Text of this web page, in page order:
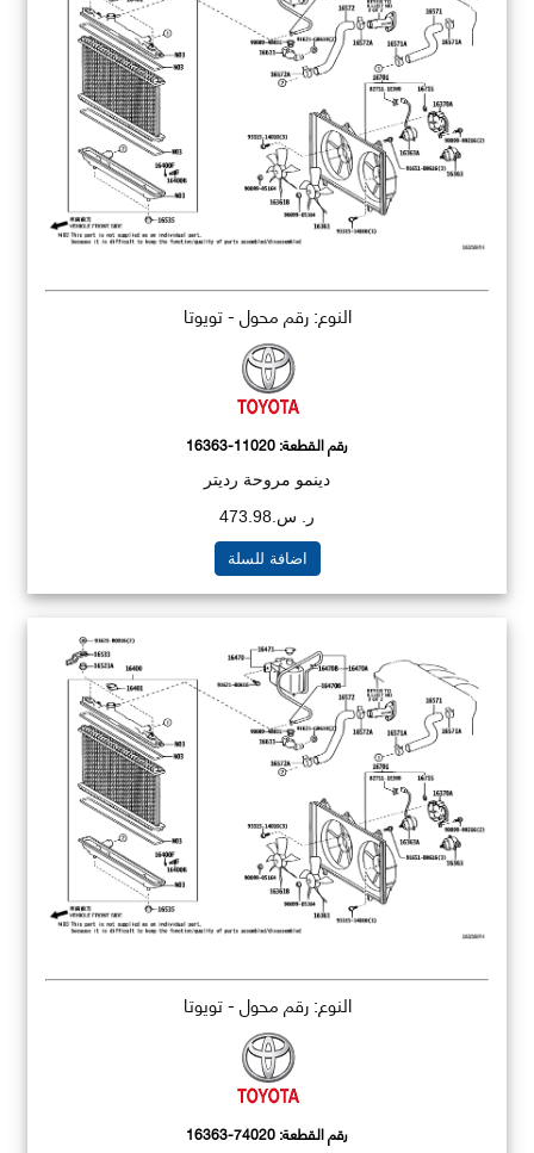
النوع: رقم محول - تويوتا
رقم القطعة:16363-11020
دينمو مروحة رديتر
ر. س.473.98
اضافة للسلة
النوع: رقم محول - تويوتا
رقم القطعة:16363-74020